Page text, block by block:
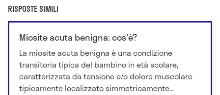
RISPOSTE SIMILI
Miosite acuta benigna: cos'è?
La miosite acuta benigna è una condizione
transitoria tipica del bambino in età scolare,
caratterizzata da tensione e/o dolore muscolare
tipicamente localizzato simmetricamente...